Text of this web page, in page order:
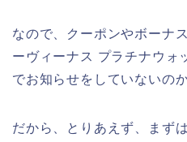
なので、クーポンやボーナ
ーヴィーナス プラチナウォ
でお知らせをしていないの
だから、とりあえず、まず